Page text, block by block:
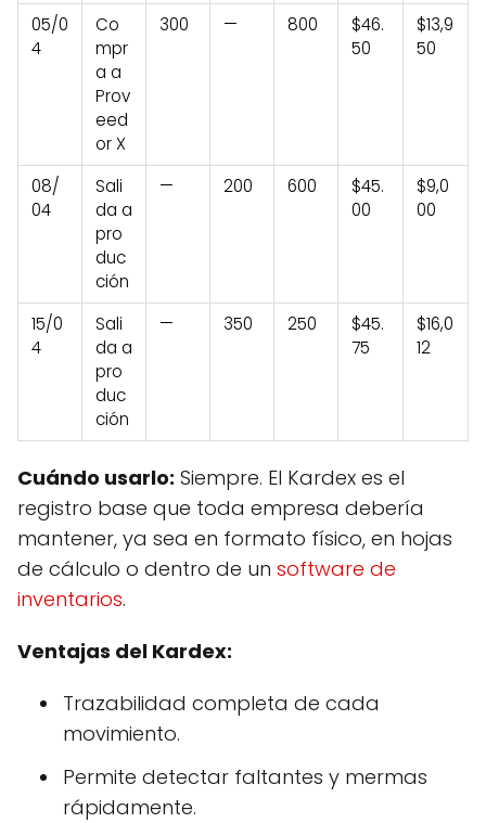
05/0
4
Co
mpr
a a
Prov
eed
or X
300 — 800
$46.
50
$13,9
50
08/
04
Sali
da a
pro
duc
ción
— 200 600
$45.
00
$9,0
00
15/0
4
Sali
da a
pro
duc
ción
— 350 250
$45.
75
$16,0
12
Cuándo usarlo: Siempre. El Kardex es el
registro base que toda empresa debería
mantener, ya sea en formato físico, en hojas
de cálculo o dentro de un software de
inventarios.
Ventajas del Kardex:
Trazabilidad completa de cada
movimiento.
Permite detectar faltantes y mermas
rápidamente.